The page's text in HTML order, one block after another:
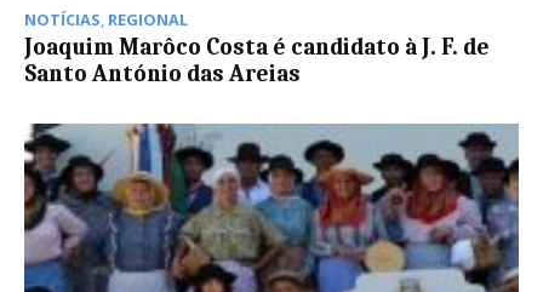
NOTÍCIAS, REGIONAL
Joaquim Marôco Costa é candidato à J. F. de
Santo António das Areias